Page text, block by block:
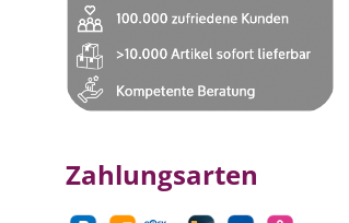
Zahlungsarten